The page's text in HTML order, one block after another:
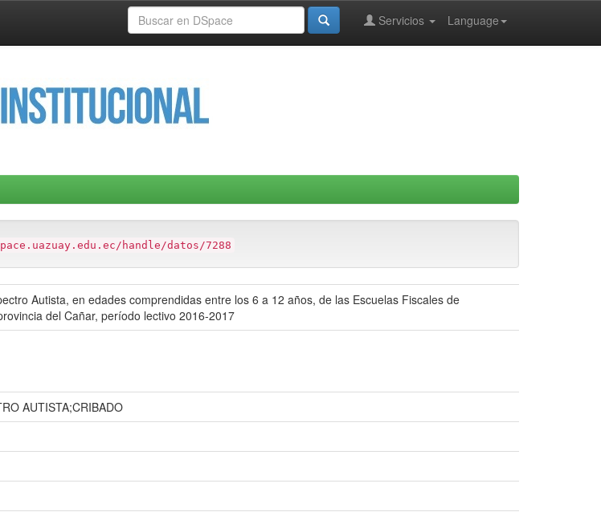
Language
Servicios
handle/datos/7288
Autista, en edades comprendidas entre los 6 a 12 años, de las Escuelas Fiscales de
del Cañar, período lectivo 2016-2017
AUTISTA;CRIBADO